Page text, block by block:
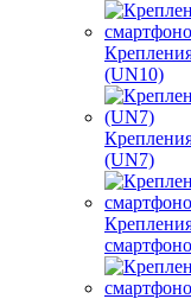
(UN10)
(UN7)